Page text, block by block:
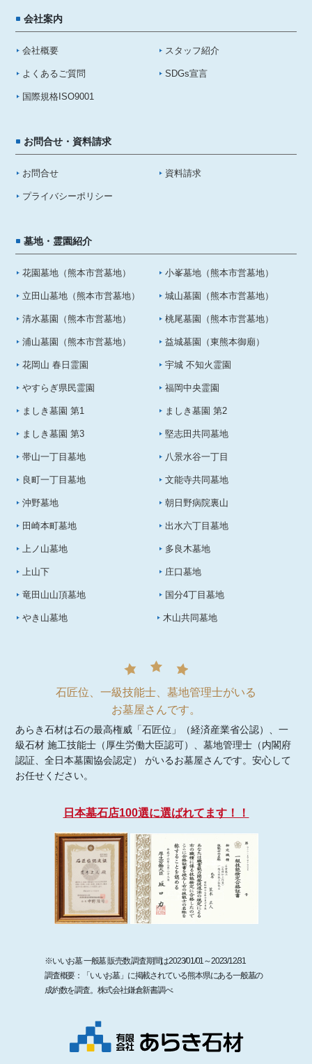
会社案内
会社概要 スタッフ紹介
よくあるご質問 SDGs宣言
国際規格ISO9001
お問合せ・資料請求
お問合せ 資料請求
プライバシーポリシー
墓地・霊園紹介
花園墓地（熊本市営墓地） 小峯墓地（熊本市営墓地）
立田山墓地（熊本市営墓地） 城山墓園（熊本市営墓地）
清水墓園（熊本市営墓地） 桃尾墓園（熊本市営墓地）
浦山墓園（熊本市営墓地） 益城墓園（東熊本御廟）
花岡山 春日霊園 宇城 不知火霊園
やすらぎ県民霊園 福岡中央霊園
ましき墓園 第1 ましき墓園 第2
ましき墓園 第3 堅志田共同墓地
帯山一丁目墓地 八景水谷一丁目
良町一丁目墓地 文能寺共同墓地
沖野墓地 朝日野病院裏山
田崎本町墓地 出水六丁目墓地
上ノ山墓地 多良木墓地
上山下 庄口墓地
竜田山山頂墓地 国分4丁目墓地
やき山墓地 木山共同墓地
石匠位、一級技能士、墓地管理士がいる
お墓屋さんです。
あらき石材は石の最高権威「石匠位」（経済産業省公認）、一
級石材 施工技能士（厚生労働大臣認可）、墓地管理士（内閣府
認証、全日本墓園協会認定） がいるお墓屋さんです。安心して
お任せください。
日本墓石店100選に選ばれてます！！
※いいお墓 一般墓 販売数 調査期間は2023/01/01～2023/12/31
調査概要：「いいお墓」に掲載されている熊本県にある一般墓の
成約数を調査。株式会社鎌倉新書調べ